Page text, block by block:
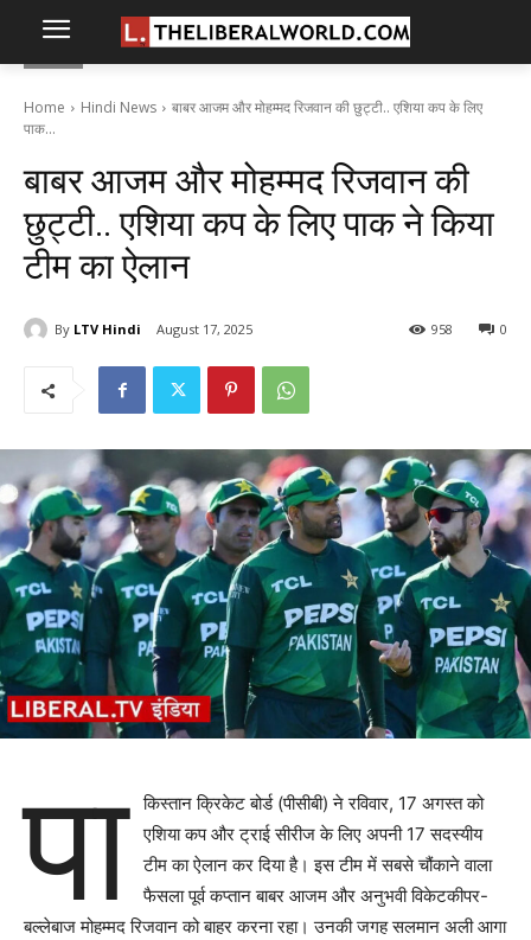
Home Hindi News
बाबर आजम और मोहम्मद रिजवान की छुट्टी.. एशिया कप के लिए
पाक...
बाबर आजम और मोहम्मद रिजवान की
छुट्टी.. एशिया कप के लिए पाक ने किया
टीम का ऐलान
By LTV Hindi August 17, 2025 0
958
पा
किस्तान क्रिकेट बोर्ड (पीसीबी) ने रविवार, 17 अगस्त को
एशिया कप और ट्राई सीरीज के लिए अपनी 17 सदस्यीय
टीम का ऐलान कर दिया है। इस टीम में सबसे चौंकाने वाला
फैसला पूर्व कप्तान बाबर आजम और अनुभवी विकेटकीपर-
बल्लेबाज मोहम्मद रिजवान को बाहर करना रहा। उनकी जगह सलमान अली आगा